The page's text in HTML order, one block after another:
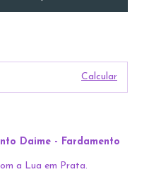
Calcular
Daime - Fardamento
a Lua em Prata.